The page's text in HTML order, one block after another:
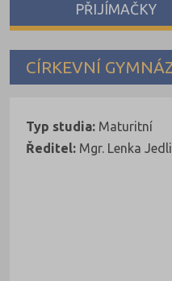
CÍRKEVNÍ
Typ studia: Maturitní
Ředitel: Mgr. Lenka
PŘIJÍMAČKY